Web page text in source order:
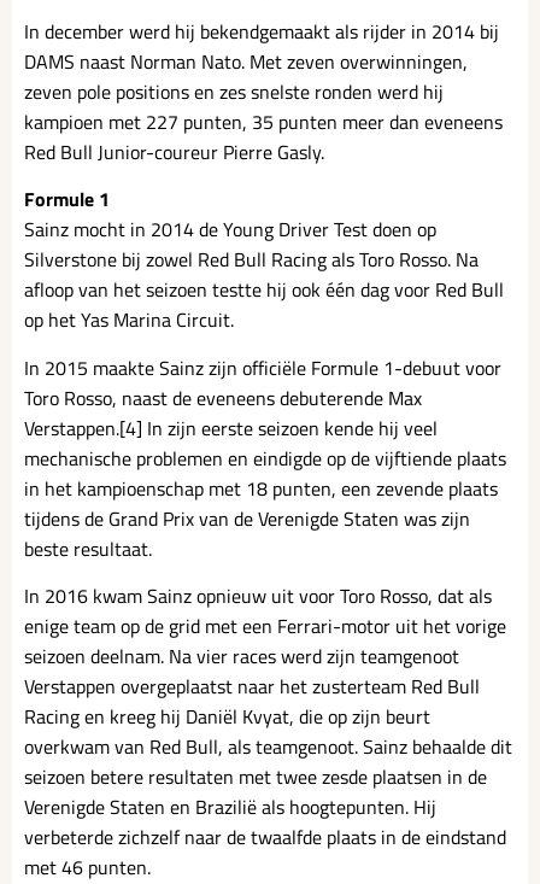
In december werd hij bekendgemaakt als rijder in 2014 bij
DAMS naast Norman Nato. Met zeven overwinningen,
zeven pole positions en zes snelste ronden werd hij
kampioen met 227 punten, 35 punten meer dan eveneens
Red Bull Junior-coureur Pierre Gasly.
Formule 1
Sainz mocht in 2014 de Young Driver Test doen op
Silverstone bij zowel Red Bull Racing als Toro Rosso. Na
afloop van het seizoen testte hij ook één dag voor Red Bull
op het Yas Marina Circuit.
In 2015 maakte Sainz zijn officiële Formule 1-debuut voor
Toro Rosso, naast de eveneens debuterende Max
Verstappen.[4] In zijn eerste seizoen kende hij veel
mechanische problemen en eindigde op de vijftiende plaats
in het kampioenschap met 18 punten, een zevende plaats
tijdens de Grand Prix van de Verenigde Staten was zijn
beste resultaat.
In 2016 kwam Sainz opnieuw uit voor Toro Rosso, dat als
enige team op de grid met een Ferrari-motor uit het vorige
seizoen deelnam. Na vier races werd zijn teamgenoot
Verstappen overgeplaatst naar het zusterteam Red Bull
Racing en kreeg hij Daniël Kvyat, die op zijn beurt
overkwam van Red Bull, als teamgenoot. Sainz behaalde dit
seizoen betere resultaten met twee zesde plaatsen in de
Verenigde Staten en Brazilië als hoogtepunten. Hij
verbeterde zichzelf naar de twaalfde plaats in de eindstand
met 46 punten.